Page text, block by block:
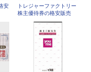
安
トレジャーファクトリー
株主優待券の格安販売